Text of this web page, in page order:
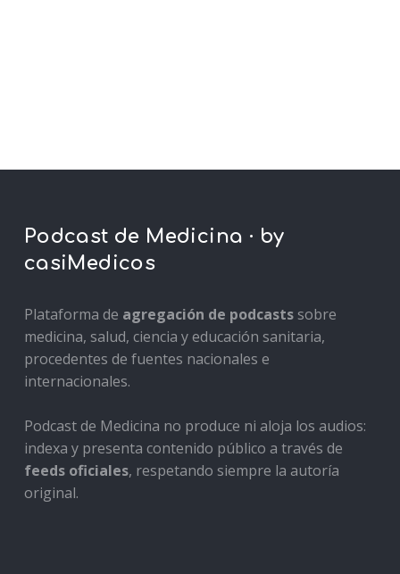
Podcast de Medicina · by
casiMedicos
Plataforma de agregación de podcastssobre
medicina, salud, ciencia y educación sanitaria,
procedentes de fuentes nacionales e
internacionales.
Podcast de Medicina no produce ni aloja los audios:
indexa y presenta contenido público a través de
feeds oficiales, respetando siempre la autoría
original.